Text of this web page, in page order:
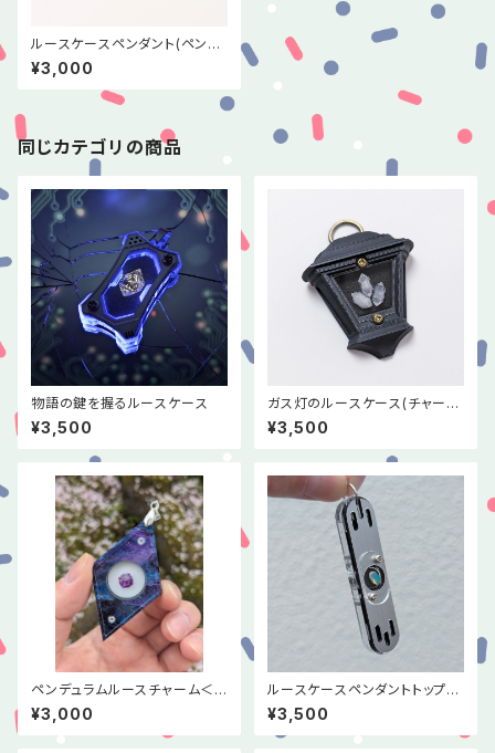
ルースケースペンダント(ペンデ
ュラム)
¥3,000
同じカテゴリの商品
物語の鍵を握るルースケース
¥3,500
ガス灯のルースケース(チャーム
タイプ)
¥3,500
ペンデュラムルースチャーム＜
宇宙＞
¥3,000
ルースケースペンダントトップ＜
スティック＞
¥3,500